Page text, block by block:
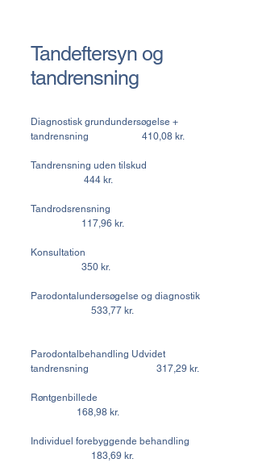
Tandeftersyn og
tandrensning
Diagnostisk grundundersøgelse +
tandrensning 410,08 kr.
Tandrensning uden tilskud
444 kr.
Tandrodsrensning
117,96 kr.
Konsultation
350 kr.
Parodontalundersøgelse og diagnostik
533,77 kr.
Parodontalbehandling Udvidet
tandrensning 317,29 kr.
Røntgenbillede
168,98 kr.
Individuel forebyggende behandling
183,69 kr.